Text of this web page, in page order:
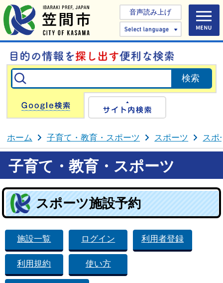
音声読み上げ
Select
Google検索
ホーム 子育て・教育・スポーツ スポーツ スポ
子育て・教育・スポーツ
スポーツ施設予約
施設一覧 ログイン 利用者登録
利用規約 使い方